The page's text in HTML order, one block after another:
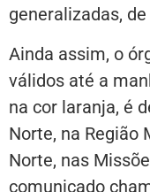
generalizadas,
Ainda assim, o
válidos até a
na cor laranja, é
Norte, na Região
Norte, nas
comunicado